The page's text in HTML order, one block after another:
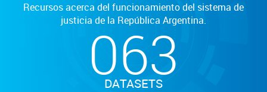
Recursos acerca del funcionamiento del sistema de
justicia de la República Argentina.
063
DATASETS